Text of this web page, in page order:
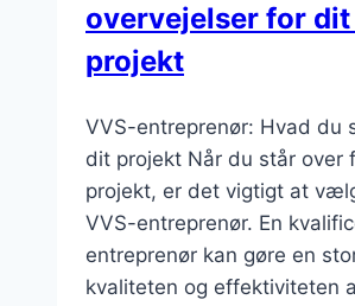
overvejelser for
projekt
VVS-entreprenør: Hvad du
dit projekt Når du står over
projekt, er det vigtigt at
VVS-entreprenør. En
entreprenør kan gøre en
kvaliteten og effektiviteten